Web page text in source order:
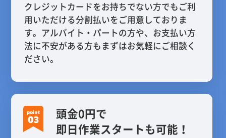
クレジットカードをお持ちでない方でもご利
用いただける分割払いをご用意しておりま
す。アルバイト・パートの方や、お支払い方
法に不安がある方もまずはお気軽にご相談く
ださい。
頭金0円で
即日作業スタートも可能！